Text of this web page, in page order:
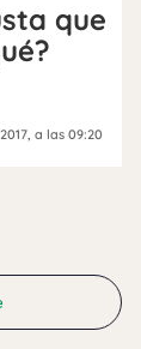
que
, a las 09:20